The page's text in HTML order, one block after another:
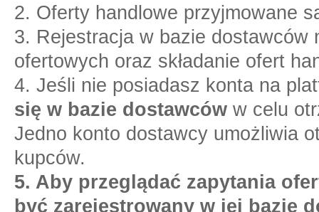
2. Oferty handlowe przyjmowane
3. Rejestracja w bazie dostawców
ofertowych oraz składanie ofert
4. Jeśli nie posiadasz konta na
się w bazie dostawców w celu
Jedno konto dostawcy umożliwia
kupców.
5. Aby przeglądać zapytania
być zarejestrowany w jej bazie